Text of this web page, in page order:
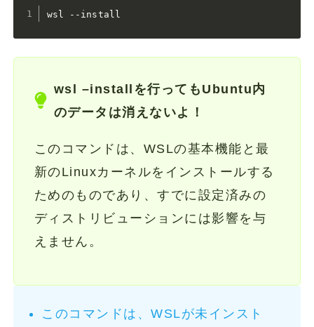
wsl --install
wsl –installを行ってもUbuntu内
のデータは消えないよ！
このコマンドは、WSLの基本機能と最
新のLinuxカーネルをインストールする
ためのものであり、すでに設定済みの
ディストリビューションには影響を与
えません。
このコマンドは、WSLが未インスト